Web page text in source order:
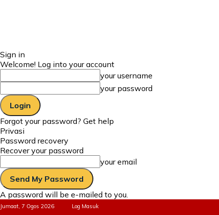
Sign in
Welcome! Log into your account
your username
your password
Forgot your password? Get help
Privasi
Password recovery
Recover your password
your email
A password will be e-mailed to you.
Jumaat, 7 Ogos 2026 Log Masuk